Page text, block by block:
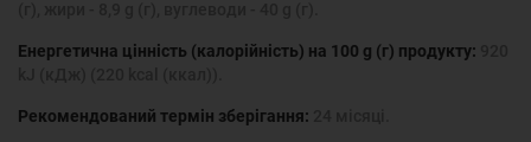
Енергетична цінність (калорійність) на 100 g (г) продукту:
Рекомендований термін зберігання: